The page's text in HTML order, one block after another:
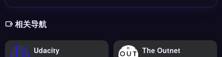
相关导航
Udacity The Outnet